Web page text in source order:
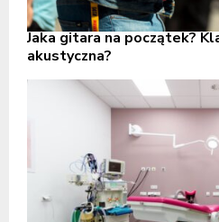
Jaka gitara na początek?
akustyczna?